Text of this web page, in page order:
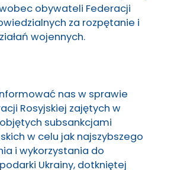
obywateli Federacji
za rozpętanie i
wojennych.
nas w sprawie
Rosyjskiej zajętych w
subsankcjami
w celu jak najszybszego
i wykorzystania do
Ukrainy, dotkniętej